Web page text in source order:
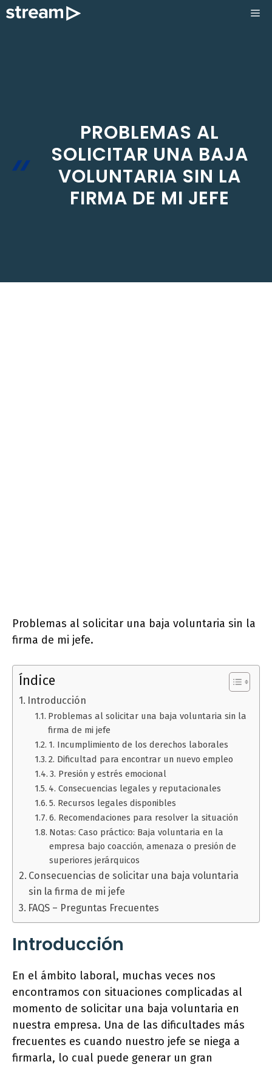
Saltar
PROBLEMAS AL
SOLICITAR UNA BAJA
VOLUNTARIA SIN LA
FIRMA DE MI JEFE
Problemas al solicitar una baja voluntaria sin la
firma de mi jefe.
Índice
Introducción
Problemas al solicitar una baja voluntaria sin la
firma de mi jefe
1. Incumplimiento de los derechos laborales
2. Dificultad para encontrar un nuevo empleo
3. Presión y estrés emocional
4. Consecuencias legales y reputacionales
5. Recursos legales disponibles
6. Recomendaciones para resolver la situación
Notas: Caso práctico: Baja voluntaria en la
empresa bajo coacción, amenaza o presión de
superiores jerárquicos
Consecuencias de solicitar una baja voluntaria
sin la firma de mi jefe
FAQS – Preguntas Frecuentes
Introducción
En el ámbito laboral, muchas veces nos
encontramos con situaciones complicadas al
momento de solicitar una baja voluntaria en
nuestra empresa. Una de las dificultades más
frecuentes es cuando nuestro jefe se niega a
firmarla, lo cual puede generar un gran